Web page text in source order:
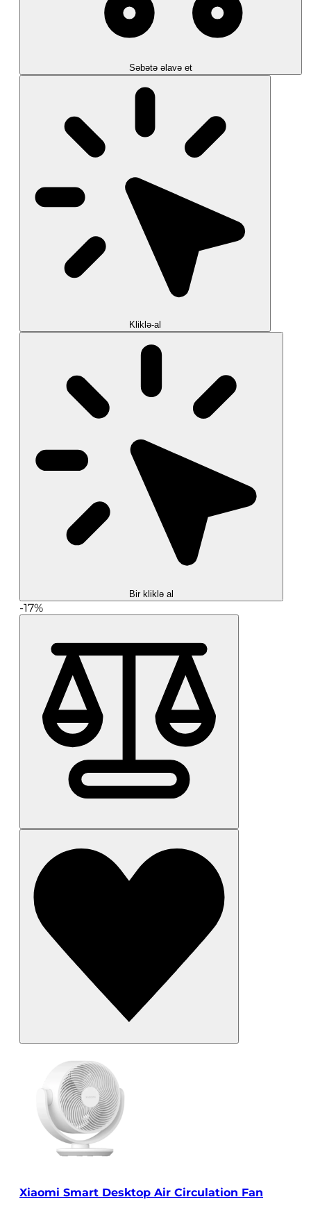
Səbətə əlavə et
Kliklə-al
Bir kliklə al
-17%
Xiaomi Smart Desktop Air Circulation Fan